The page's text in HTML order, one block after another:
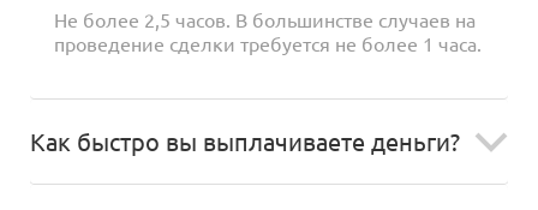
Не более 2,5 часов. В большинстве случаев на
проведение сделки требуется не более 1 часа.
Как быстро вы выплачиваете деньги?